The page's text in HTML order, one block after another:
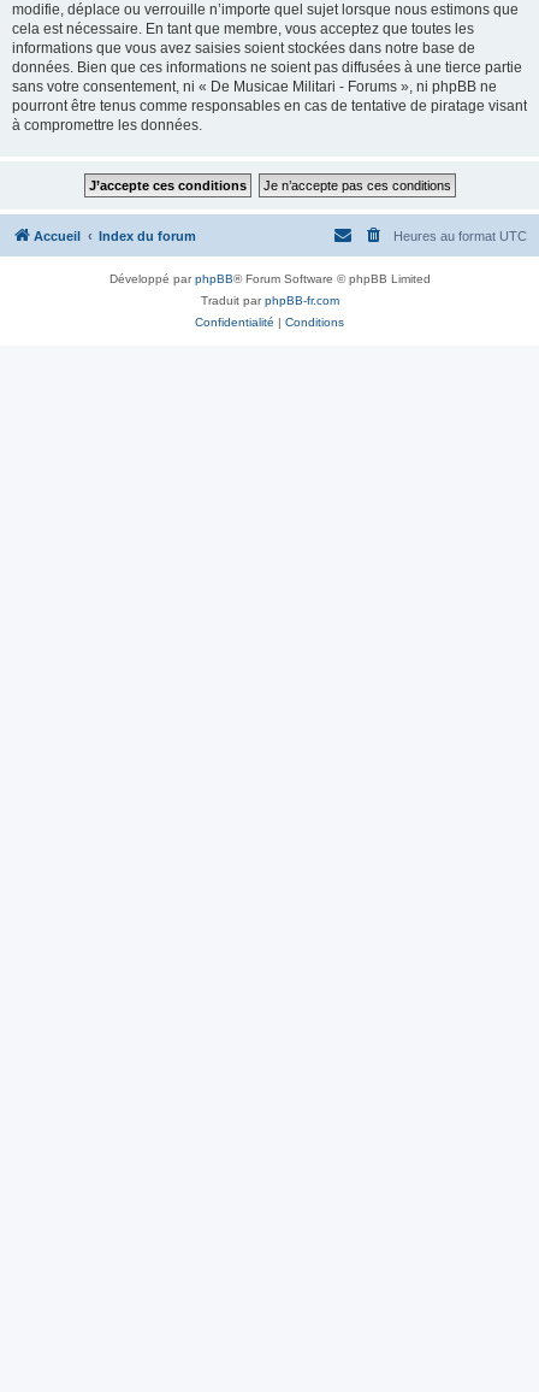
modifie, déplace ou verrouille n’importe quel sujet lorsque nous estimons que
cela est nécessaire. En tant que membre, vous acceptez que toutes les
informations que vous avez saisies soient stockées dans notre base de
données. Bien que ces informations ne soient pas diffusées à une tierce partie
sans votre consentement, ni « De Musicae Militari - Forums », ni phpBB ne
pourront être tenus comme responsables en cas de tentative de piratage visant
à compromettre les données.
Accueil Index du forum Heures au format UTC
Développé parphpBB® Forum Software © phpBB Limited
Traduit parphpBB-fr.com
Confidentialité | Conditions